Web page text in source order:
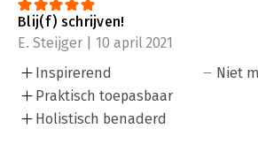
Blij(f) schrijven!
E. Steijger | 10 april 2021
Inspirerend
Praktisch toepasbaar
Holistisch benaderd
Niet